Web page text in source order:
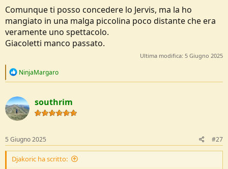
Comunque ti posso concedere lo Jervis, ma la ho
mangiato in una malga piccolina poco distante che era
veramente uno spettacolo.
Giacoletti manco passato.
Ultima modifica: 5 Giugno 2025
R
c
t
i
o
s
:
NinjaMargaro
southrim
5 Giugno 2025 #27
Djakoric ha scritto: